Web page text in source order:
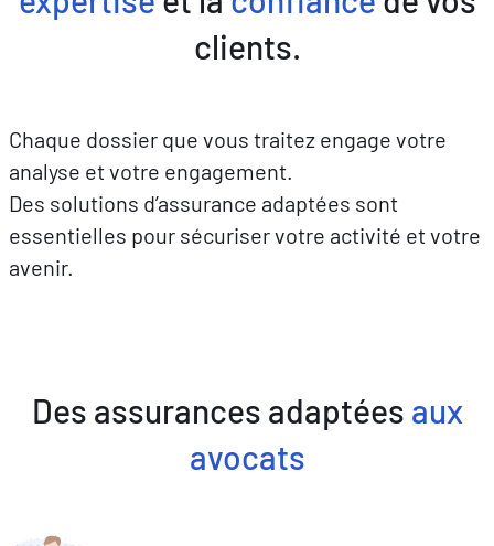
clients.
Chaque dossier que vous traitez engage votre
analyse et votre engagement.
Des solutions d’assurance adaptées sont
essentielles pour sécuriser votre activité et votre
avenir.
Des assurances adaptées aux
avocats